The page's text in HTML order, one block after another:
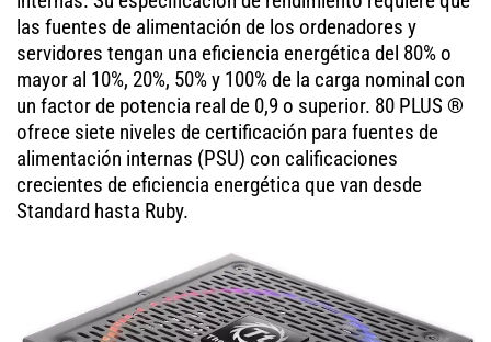
las fuentes de alimentación de los ordenadores y
servidores tengan una eficiencia energética del 80% o
mayor al 10%, 20%, 50% y 100% de la carga nominal con
un factor de potencia real de 0,9 o superior. 80 PLUS ®
ofrece siete niveles de certificación para fuentes de
alimentación internas (PSU) con calificaciones
crecientes de eficiencia energética que van desde
Standard hasta Ruby.